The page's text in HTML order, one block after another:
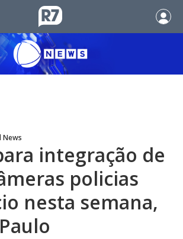
News
integração de
policias
nesta semana,